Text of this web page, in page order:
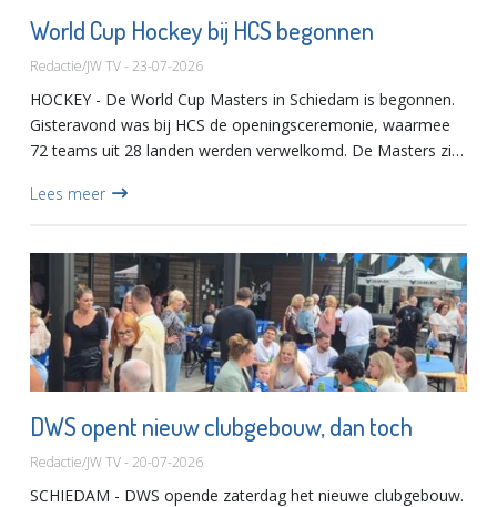
World Cup Hockey bij HCS begonnen
Redactie/JW TV - 23-07-2026
HOCKEY - De World Cup Masters in Schiedam is begonnen.
Gisteravond was bij HCS de openingsceremonie, waarmee
72 teams uit 28 landen werden verwelkomd. De Masters zijn
competities...
Lees meer
DWS opent nieuw clubgebouw, dan toch
Redactie/JW TV - 20-07-2026
SCHIEDAM - DWS opende zaterdag het nieuwe clubgebouw.